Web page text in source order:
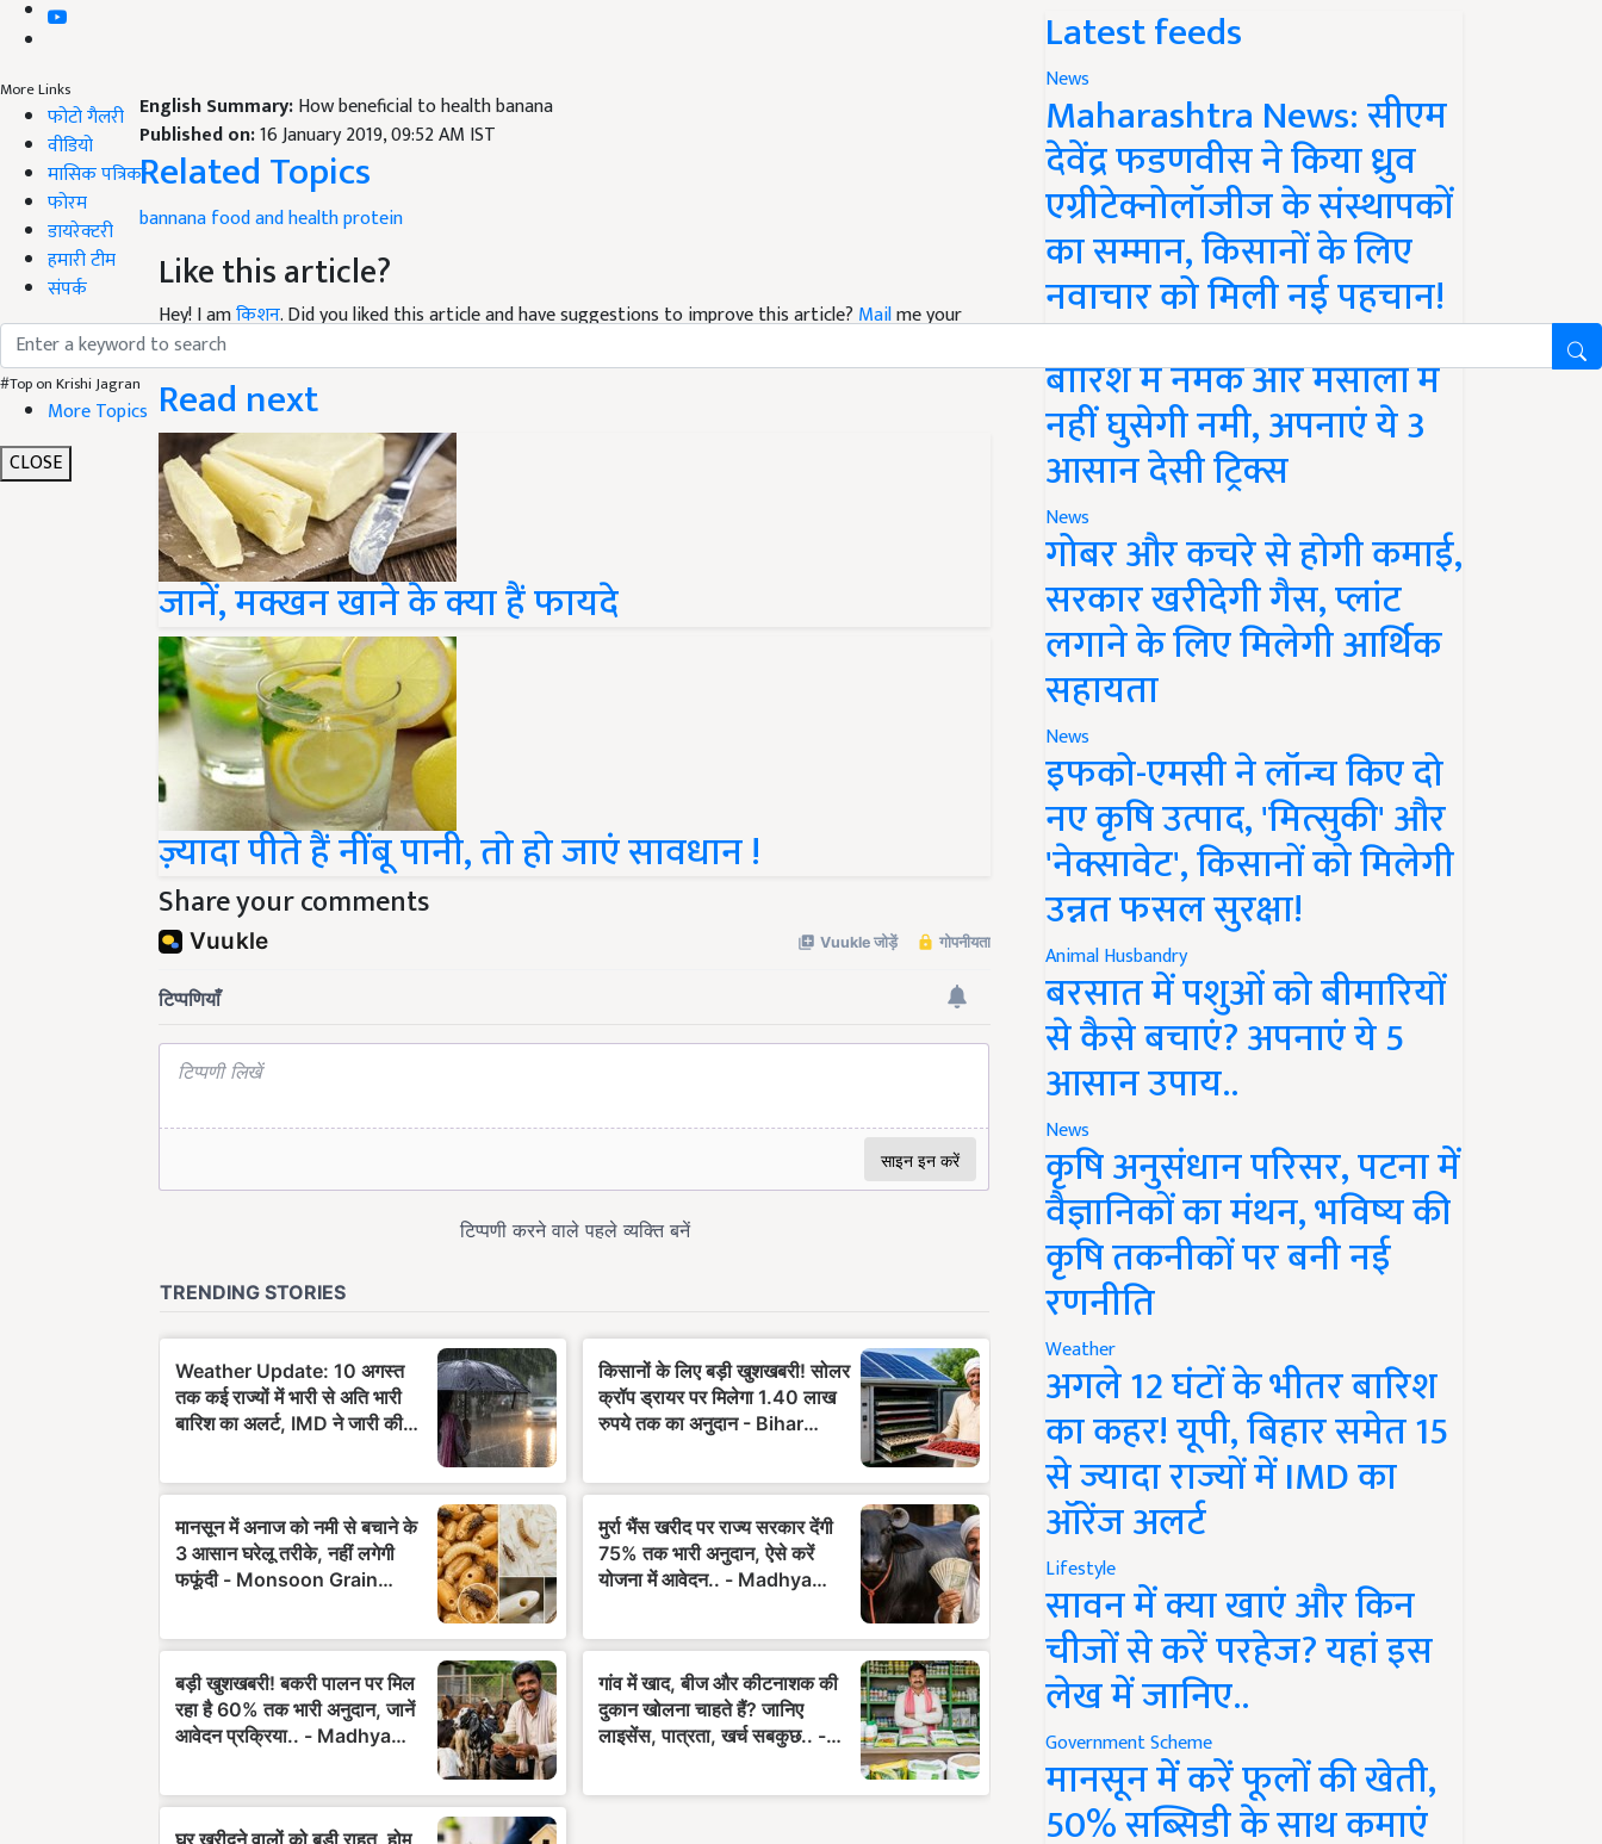
More Links
फोटो गैलरी
वीडियो
मासिक पत्रिका
फोरम
डायरेक्टरी
हमारी टीम
संपर्क
#Top on Krishi Jagran
More Topics
CLOSE
English Summary:How beneficial to health banana
Published on:16 January 2019, 09:52 AM IST
Related Topics
bannanafood and healthprotein
Like this article?
Hey! I amकिशन. Did you liked this article and have suggestions to improve this article?Mailme your
suggestions and feedback.
Read next
जानें, मक्खन खाने के क्या हैं फायदे
ज़्यादा पीते हैं नींबू पानी, तो हो जाएं सावधान !
Share your comments
Latest feeds
News
Maharashtra News: सीएम
देवेंद्र फडणवीस ने किया ध्रुव
एग्रीटेक्नोलॉजीज के संस्थापकों
का सम्मान, किसानों के लिए
नवाचार को मिली नई पहचान!
बारिश में नमक और मसालों में
नहीं घुसेगी नमी, अपनाएं ये 3
आसान देसी ट्रिक्स
News
गोबर और कचरे से होगी कमाई,
सरकार खरीदेगी गैस, प्लांट
लगाने के लिए मिलेगी आर्थिक
सहायता
News
इफको-एमसी ने लॉन्च किए दो
नए कृषि उत्पाद, 'मित्सुकी' और
'नेक्सावेट', किसानों को मिलेगी
उन्नत फसल सुरक्षा!
Animal Husbandry
बरसात में पशुओं को बीमारियों
से कैसे बचाएं? अपनाएं ये 5
आसान उपाय..
News
कृषि अनुसंधान परिसर, पटना में
वैज्ञानिकों का मंथन, भविष्य की
कृषि तकनीकों पर बनी नई
रणनीति
Weather
अगले 12 घंटों के भीतर बारिश
का कहर! यूपी, बिहार समेत 15
से ज्यादा राज्यों में IMD का
ऑरेंज अलर्ट
Lifestyle
सावन में क्या खाएं और किन
चीजों से करें परहेज? यहां इस
लेख में जानिए..
Government Scheme
मानसून में करें फूलों की खेती,
50% सब्सिडी के साथ कमाएं